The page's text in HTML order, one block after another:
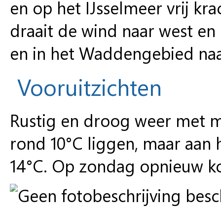
en op het IJsselmeer vrij
draait de wind naar west
en in het Waddengebied
Vooruitzichten
Rustig en droog weer met
rond 10°C liggen, maar
14°C. Op zondag opnieuw